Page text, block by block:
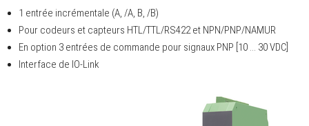
1 entrée incrémentale (A, /A, B, /B)
Pour codeurs et capteurs HTL/TTL/RS422 et NPN/PNP/NAMUR
En option 3 entrées de commande pour signaux PNP [10 ... 30 VDC]
Interface de IO-Link